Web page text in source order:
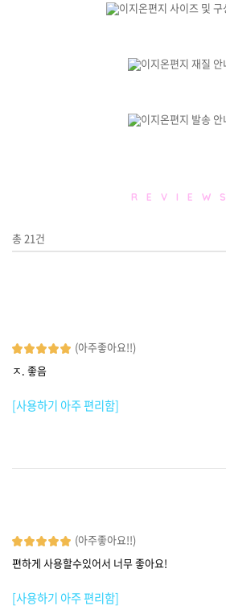
R E V I E W S
총21건
(아주좋아요!!)
ㅈ. 좋음
[사용하기 아주 편리함]
(아주좋아요!!)
편하게 사용할수있어서 너무 좋아요!
[사용하기 아주 편리함]